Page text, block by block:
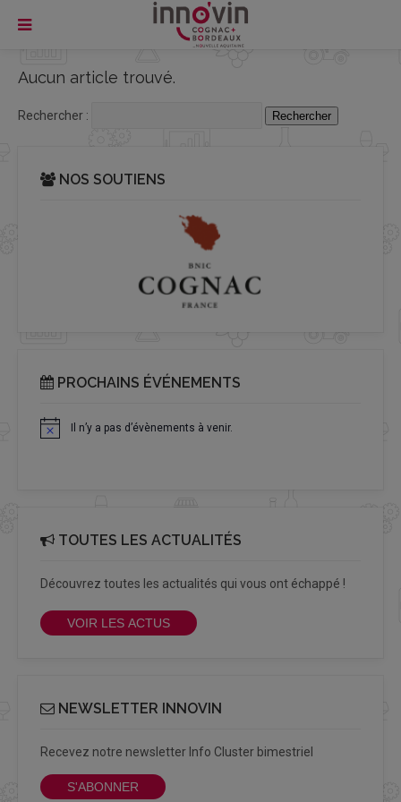
Aucun article trouvé.
Rechercher :
NOS SOUTIENS
PROCHAINS ÉVÉNEMENTS
Notice Il n’y a pas d’évènements à venir.
TOUTES LES ACTUALITÉS
Découvrez toutes les actualités qui vous ont échappé !
VOIR LES ACTUS
NEWSLETTER INNOVIN
Recevez notre newsletter Info Cluster bimestriel
S'ABONNER